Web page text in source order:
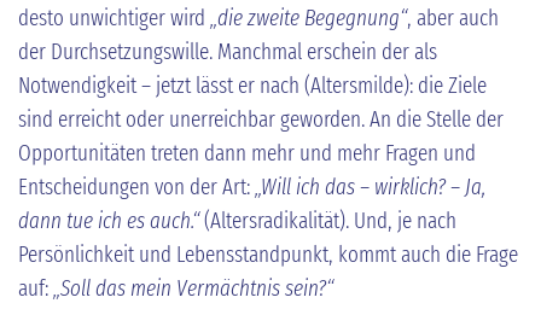
desto unwichtiger wird „die zweite Begegnung“, aber auch
der Durchsetzungswille. Manchmal erschein der als
Notwendigkeit – jetzt lässt er nach (Altersmilde): die Ziele
sind erreicht oder unerreichbar geworden. An die Stelle der
Opportunitäten treten dann mehr und mehr Fragen und
Entscheidungen von der Art:„Will ich das – wirklich? – Ja,
dann tue ich es auch.“(Altersradikalität). Und, je nach
Persönlichkeit und Lebensstandpunkt, kommt auch die Frage
auf:„Soll das mein Vermächtnis sein?“